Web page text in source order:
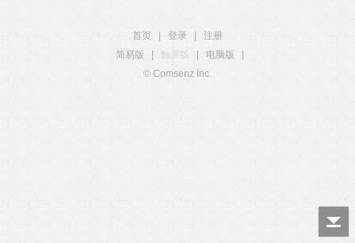
首页 登录
注册
简易版
触屏版 电脑版
© Comsenz Inc.